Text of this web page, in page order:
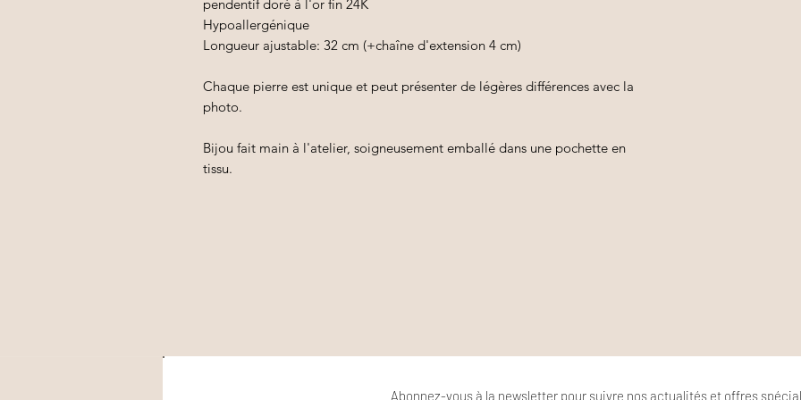
pendentif doré à l'or fin 24K
Hypoallergénique
Longueur ajustable: 32 cm (+chaîne d'extension 4 cm)
Chaque pierre est unique et peut présenter de légères différences avec la
photo.
Bijou fait main à l'atelier, soigneusement emballé dans une pochette en
tissu.
Abonnez-vous à la newsletter pour suivre nos actualités et offres